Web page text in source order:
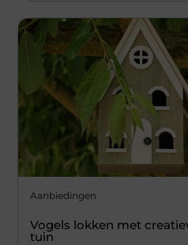
Aanbiedingen
Vogels lokken met
tuin